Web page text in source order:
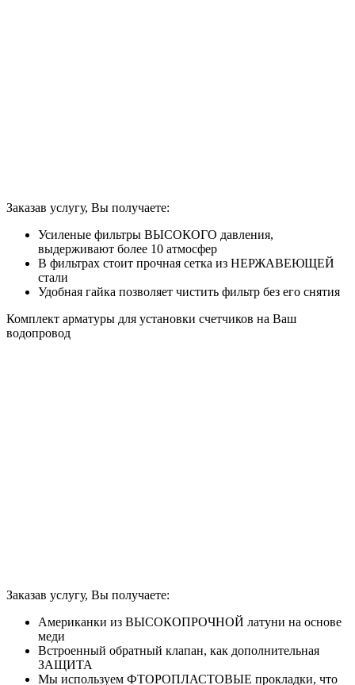
Заказав услугу, Вы получаете:
Усиленые фильтры ВЫСОКОГО давления,
выдерживают более 10 атмосфер
В фильтрах стоит прочная сетка из НЕРЖАВЕЮЩЕЙ
стали
Удобная гайка позволяет чистить фильтр без его снятия
Комплект арматуры для установки счетчиков на Ваш
водопровод
Заказав услугу, Вы получаете:
Американки из ВЫСОКОПРОЧНОЙ латуни на основе
меди
Встроенный обратный клапан, как дополнительная
ЗАЩИТА
Мы используем ФТОРОПЛАСТОВЫЕ прокладки, что